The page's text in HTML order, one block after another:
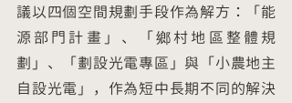
議以四個空間規劃手段作為解方：「能
源部門計畫」、「鄉村地區整體規
劃」、「劃設光電專區」與「小農地主
自設光電」，作為短中長期不同的解決